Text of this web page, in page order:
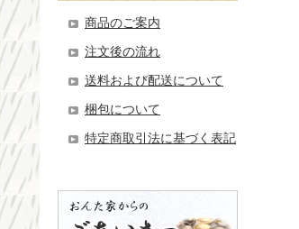
商品のご案内
注文後の流れ
送料および配送について
梱包について
特定商取引法に基づく表記